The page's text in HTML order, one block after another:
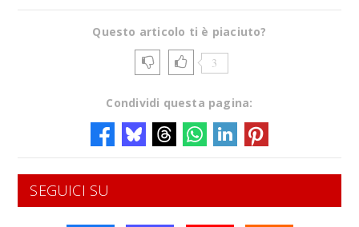
Questo articolo ti è piaciuto?
3
Condividi questa pagina:
SEGUICI SU